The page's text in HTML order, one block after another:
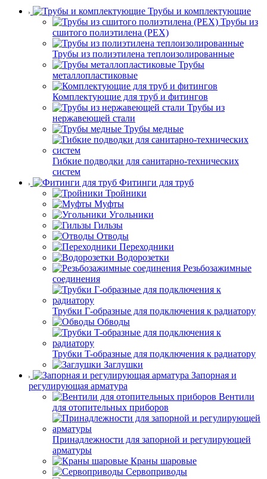
Трубы и комплектующие
Трубы из
сшитого полиэтилена (PEX)
Трубы из полиэтилена теплоизолированные
Трубы
металлопластиковые
Комплектующие для труб и фитингов
Трубы из
нержавеющей стали
Трубы медные
Гибкие подводки для санитарно-технических
систем
Фитинги для труб
Тройники
Муфты
Угольники
Гильзы
Отводы
Переходники
Водорозетки
Резьбозажимные
соединения
Трубки Г-образные для подключения к радиатору
Обводы
Трубки T-образные для подключения к радиатору
Заглушки
Запорная и
регулирующая арматура
Вентили
для отопительных приборов
Принадлежности для запорной и регулирующей
арматуры
Краны шаровые
Сервоприводы